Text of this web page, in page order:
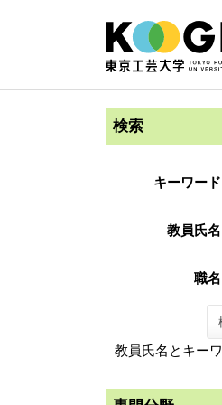
検索
キーワード
教員氏名
職名
教員氏名とキー